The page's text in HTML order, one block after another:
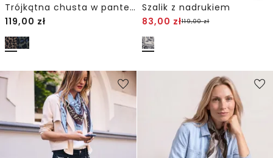
Trójkątna chusta w panterkę
119,00 zł
Szalik z nadrukiem
83,00 zł119,00zł